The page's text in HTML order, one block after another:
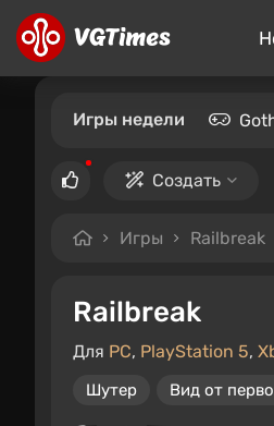
Игры недели
Создать
Игры Railbreak
Railbreak
Для PC, PlayStation 5,
Шутер Вид от